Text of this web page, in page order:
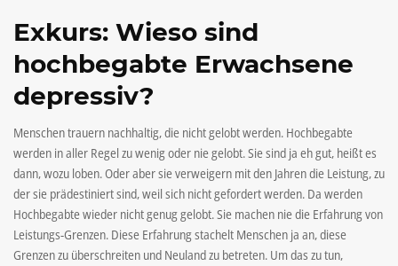
Exkurs: Wieso sind
hochbegabte Erwachsene
depressiv?
Menschen trauern nachhaltig, die nicht gelobt werden. Hochbegabte
werden in aller Regel zu wenig oder nie gelobt. Sie sind ja eh gut, heißt es
dann, wozu loben. Oder aber sie verweigern mit den Jahren die Leistung, zu
der sie prädestiniert sind, weil sich nicht gefordert werden. Da werden
Hochbegabte wieder nicht genug gelobt. Sie machen nie die Erfahrung von
Leistungs-Grenzen. Diese Erfahrung stachelt Menschen ja an, diese
Grenzen zu überschreiten und Neuland zu betreten. Um das zu tun,